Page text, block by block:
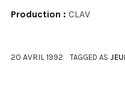
Production : CLAV
20 AVRIL 1992 TAGGED AS